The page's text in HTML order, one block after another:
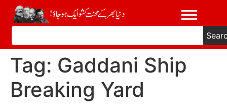
Tag: Gaddani Ship
Breaking Yard